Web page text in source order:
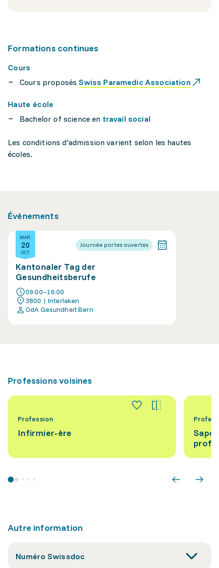
Formations continues
Cours
Cours proposésSwiss Paramedic Association
Haute école
Bachelor of science en travail social
Les conditions d'admission varient selon les hautes
écoles.
Événements
MAR.
20
OCT.
Journée portes ouvertes
Kantonaler Tag der
Gesundheitsberufe
09:00–16:00
3800 | Interlaken
OdA Gesundheit Bern
Professions voisines
Profession
Infirmier-ère
Autre information
Numéro Swissdoc